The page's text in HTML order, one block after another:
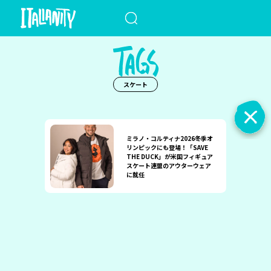
スケート
ミラノ・コルティナ2026冬季オ
リンピックにも登場！「SAVE
THE DUCK」が米国フィギュア
スケート連盟のアウターウェア
に就任